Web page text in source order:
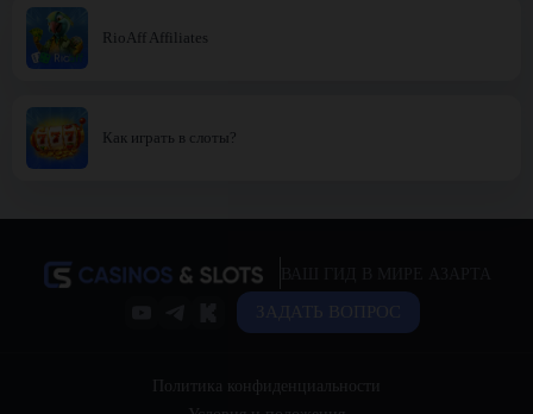
RioAff Affiliates
Как играть в слоты?
ЗАДАТЬ ВОПРОС
Политика конфиденциальности